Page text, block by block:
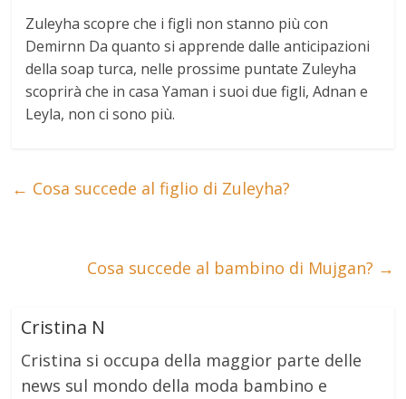
Zuleyha scopre che i figli non stanno più con
Demirnn Da quanto si apprende dalle anticipazioni
della soap turca, nelle prossime puntate Zuleyha
scoprirà che in casa Yaman i suoi due figli, Adnan e
Leyla, non ci sono più.
← Cosa succede al figlio di Zuleyha?
Cosa succede al bambino di Mujgan? →
Cristina N
Cristina si occupa della maggior parte delle
news sul mondo della moda bambino e